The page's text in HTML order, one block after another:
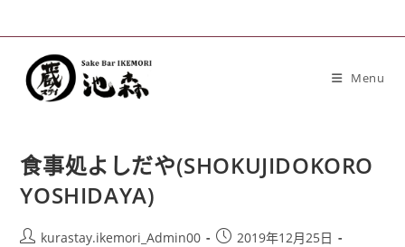
Menu
食事処よしだや(SHOKUJIDOKORO
YOSHIDAYA)
kurastay.ikemori_Admin00
2019年12月25日